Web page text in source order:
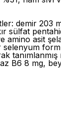
demir 203
sülfat
amino asit
selenyum
B6 8 mg,